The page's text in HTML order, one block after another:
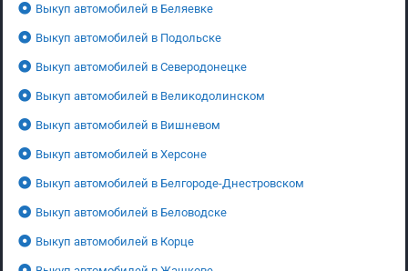
Выкуп автомобилей в Беляевке
Выкуп автомобилей в Подольске
Выкуп автомобилей в Северодонецке
Выкуп автомобилей в Великодолинском
Выкуп автомобилей в Вишневом
Выкуп автомобилей в Херсоне
Выкуп автомобилей в Белгороде-Днестровском
Выкуп автомобилей в Беловодске
Выкуп автомобилей в Корце